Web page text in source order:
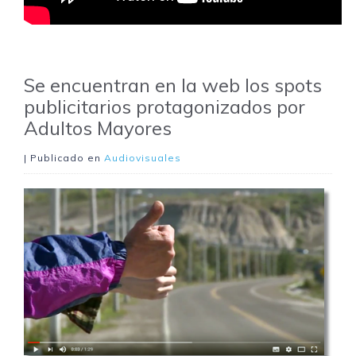
Se encuentran en la web los spots
publicitarios protagonizados por
Adultos Mayores
| Publicado en Audiovisuales